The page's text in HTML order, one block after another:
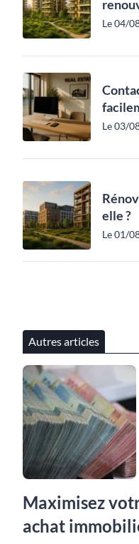
Le 04/
Le 03/
elle ?
Le 01/
Autres articles
Maximisez
achat